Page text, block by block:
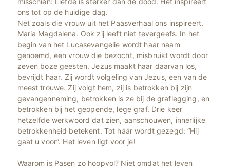
ons tot op de huidige dag.
Net zoals die vrouw uit het Paasverhaal ons inspireert,
Maria Magdalena. Ook zij leeft niet tevergeefs. In het
begin van het Lucasevangelie wordt haar naam
genoemd, een vrouw die bezocht, misbruikt wordt door
zeven boze geesten. Jezus maakt haar daarvan los,
bevrijdt haar. Zij wordt volgeling van Jezus, een van de
meest trouwe. Zij volgt hem, zij is betrokken bij zijn
gevangenneming, betrokken is ze bij de graflegging, en
betrokken bij het geopende, lege graf. Drie keer
hetzelfde werkwoord dat zien, aanschouwen, innerlijke
betrokkenheid betekent. Tot háár wordt gezegd: “Hij
gaat u voor”. Het leven ligt voor je!
Waarom is Pasen zo hoopvol? Niet omdat het leven